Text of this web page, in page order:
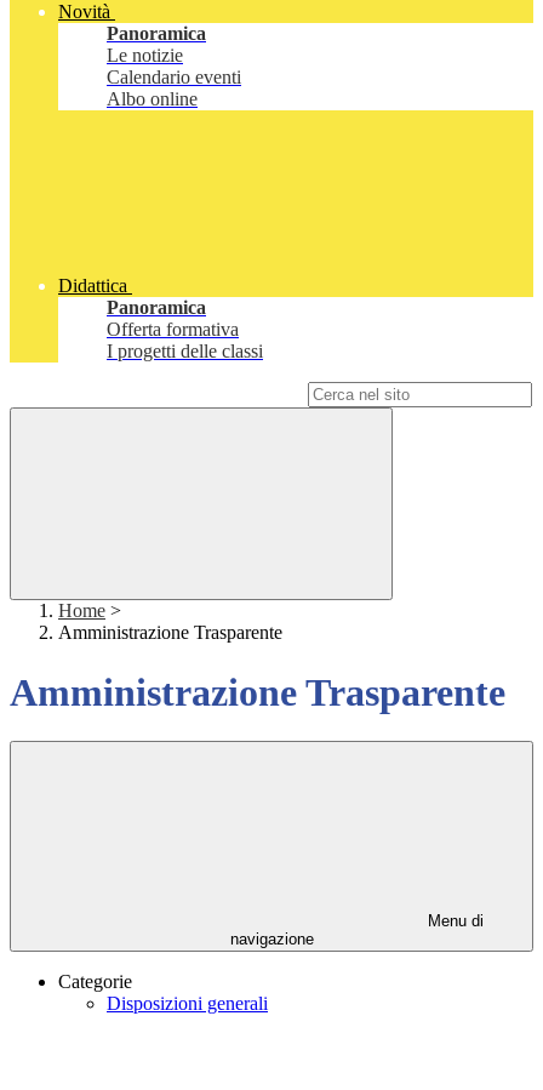
Novità
Panoramica
Le notizie
Calendario eventi
Albo online
Didattica
Panoramica
Offerta formativa
I progetti delle classi
Home >
Amministrazione Trasparente
Amministrazione Trasparente
Menu di
navigazione
Categorie
Disposizioni generali